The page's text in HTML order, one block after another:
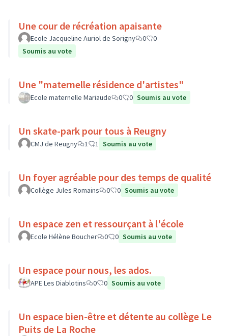
Une cour de récréation apaisante
Ecole Jacqueline Auriol de Sorigny 0
0
Soumis au vote
Une "maternelle résidence d'artistes"
Ecole maternelle Mariaude 0 0 Soumis au vote
Un skate-park pour tous à Reugny
CMJ de Reugny 1 1 Soumis au vote
Un foyer agréable pour des temps de qualité
Collège Jules Romains 0 0 Soumis au vote
Un espace zen et ressourçant à l'école
Ecole Hélène Boucher 0 0 Soumis au vote
Un espace pour nous, les ados.
APE Les Diablotins 0 0 Soumis au vote
Un espace bien-être et détente au collège Le
Puits de La Roche